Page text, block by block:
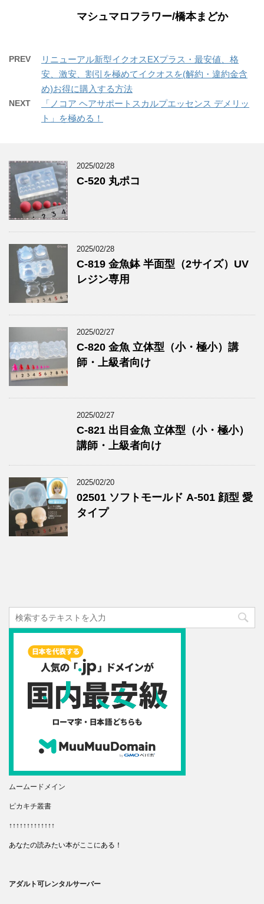
マシュマロフラワー/橋本まどか
PREV
リニューアル新型イクオスEXプラス・最安値、格
安、激安、割引を極めてイクオスを(解約・違約金含
め)お得に購入する方法
NEXT
「ノコア ヘアサポートスカルプエッセンス デメリッ
ト」を極める！
2025/02/28
C-520 丸ポコ
2025/02/28
C-819 金魚鉢 半面型（2サイズ）UV
レジン専用
2025/02/27
C-820 金魚 立体型（小・極小）講
師・上級者向け
2025/02/27
C-821 出目金魚 立体型（小・極小）
講師・上級者向け
2025/02/20
02501 ソフトモールド A-501 顔型 愛
タイプ
ムームードメイン
ピカキチ叢書
↑↑↑↑↑↑↑↑↑↑↑↑↑
あなたの読みたい本がここにある！
アダルト可レンタルサーバー